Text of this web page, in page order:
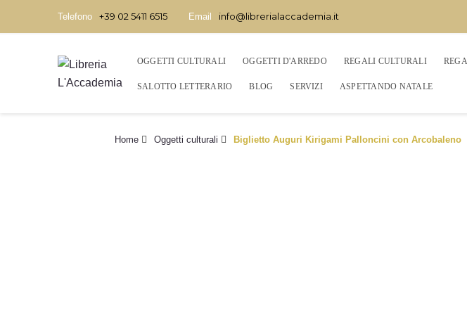
Telefono +39 02 5411 6515 Email info@librerialaccademia.it
OGGETTI CULTURALI OGGETTI D'ARREDO REGALI CULTURALI
SALOTTO LETTERARIO BLOG SERVIZI ASPETTANDO NATALE
Home Oggetti culturali Biglietto Auguri Kirigami Palloncini con Arcobaleno